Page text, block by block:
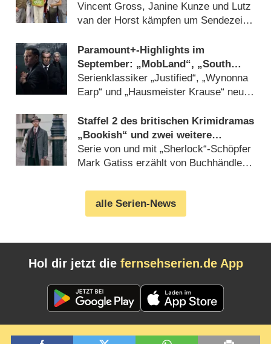
der Sonderfolge am 9. August 2026
Vincent Gross, Janine Kunze und Lutz
van der Horst kämpfen um Sendezeit
Paramount+-Highlights im
September: „MobLand“, „South
Park“, „FBI“, „DOC“ und
„Farscape“
Serienklassiker „Justified“, „Wynonna
Earp“ und „Hausmeister Krause“ neu
Staffel 2 des britischen Krimidramas
„Bookish“ und zwei weitere
Premieren im Oktober bei AXN
Serie von und mit „Sherlock“-Schöpfer
Mark Gatiss erzählt von Buchhändler
(07.08.2026)
alle Serien-News
Hol dir jetzt die fernsehserien.de App